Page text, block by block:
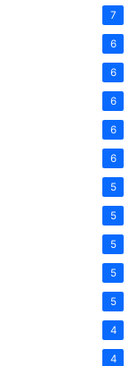
7
6
6
6
6
6
5
5
5
5
5
4
4